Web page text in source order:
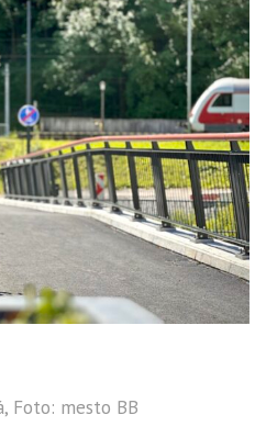
Foto: mesto BB